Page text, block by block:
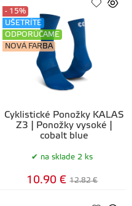
Cyklistické Ponožky KALAS
Z3 | Ponožky vysoké |
cobalt blue
- 15%
UŠETRÍTE
ODPORÚČAME
NOVÁ FARBA
na sklade 2 ks
10.90 € 12.82 €